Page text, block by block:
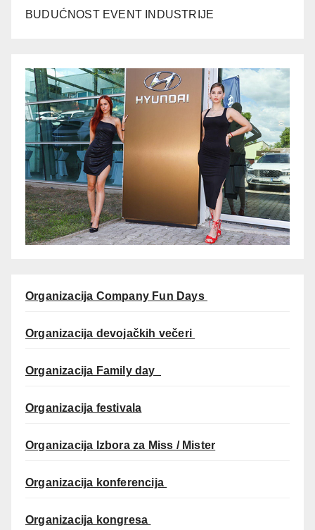
BUDUĆNOST EVENT INDUSTRIJE
Organizacija Company Fun Days
Organizacija devojačkih večeri
Organizacija Family day
Organizacija festivala
Organizacija Izbora za Miss / Mister
Organizacija konferencija
Organizacija kongresa